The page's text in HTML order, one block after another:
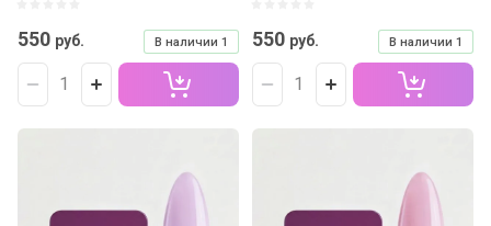
В наличии 1
550 руб. В наличии 1
550 руб.